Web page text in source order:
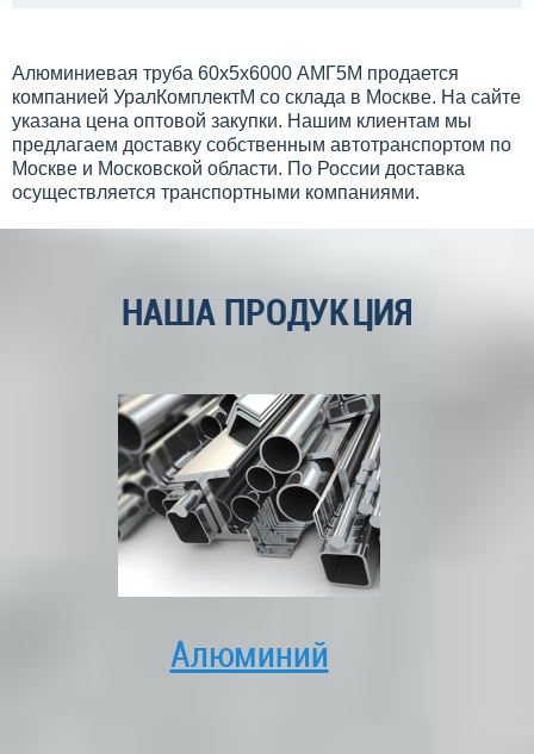
Алюминиевая труба 60х5х6000 АМГ5М продается
компанией УралКомплектМ со склада в Москве. На сайте
указана цена оптовой закупки. Нашим клиентам мы
предлагаем доставку собственным автотранспортом по
Москве и Московской области. По России доставка
осуществляется транспортными компаниями.
НАША ПРОДУКЦИЯ
Алюминий